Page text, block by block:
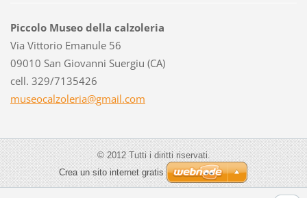
Piccolo Museo della calzoleria
Via Vittorio Emanule 56
09010 San Giovanni Suergiu (CA)
cell. 329/7135426
museocalzoleria@gmail.com
© 2012 Tutti i diritti riservati.
Crea un sito internet gratis